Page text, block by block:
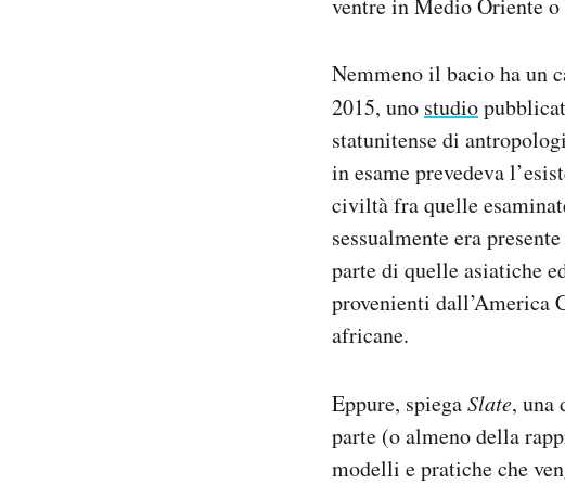
ventre in Medio Oriente
Nemmeno il bacio ha un
2015, uno studio
statunitense di
in esame prevedeva
civiltà fra quelle
sessualmente era
parte di quelle asiatiche
provenienti dall’America
africane.
Eppure, spiegaSlate, una
parte (o almeno della
modelli e pratiche che